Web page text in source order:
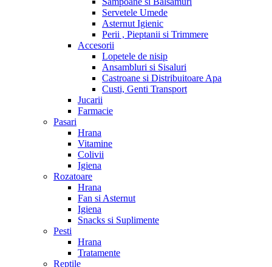
Servetele Umede
Asternut Igienic
Perii , Pieptanii si Trimmere
Accesorii
Lopetele de nisip
Ansambluri si Sisaluri
Castroane si Distribuitoare Apa
Custi, Genti Transport
Jucarii
Farmacie
Pasari
Hrana
Vitamine
Colivii
Igiena
Rozatoare
Hrana
Fan si Asternut
Igiena
Snacks si Suplimente
Pesti
Hrana
Tratamente
Reptile